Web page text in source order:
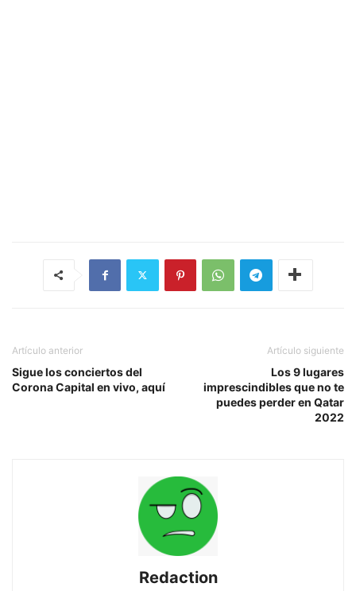
Artículo anterior
Sigue los conciertos del
Corona Capital en vivo, aquí
Artículo siguiente
Los 9 lugares
imprescindibles que no te
puedes perder en Qatar
2022
Redaction